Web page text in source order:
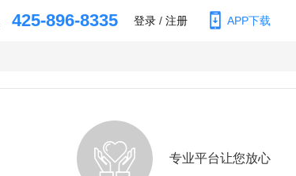
425-896-8335 登录 / 注册 APP下载
专业平台让您放心